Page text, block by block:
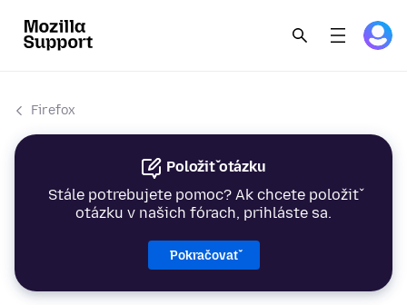
Firefox
Položiť otázku
Stále potrebujete pomoc? Ak chcete položiť
otázku v našich fórach, prihláste sa.
Pokračovať